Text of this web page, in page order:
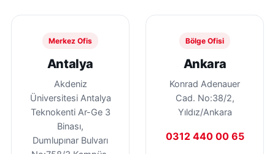
Merkez Ofis
Antalya
Akdeniz
Üniversitesi Antalya
Teknokenti Ar-Ge 3
Binası,
Dumlupınar Bulvarı
Bölge Ofisi
Ankara
Konrad Adenauer
Cad. No:38/2,
Yıldız/Ankara
0312 440 00 65